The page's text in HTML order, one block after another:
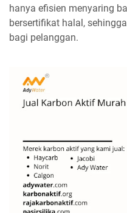
hanya efisien menyaring
bersertifikat halal,
bagi pelanggan.